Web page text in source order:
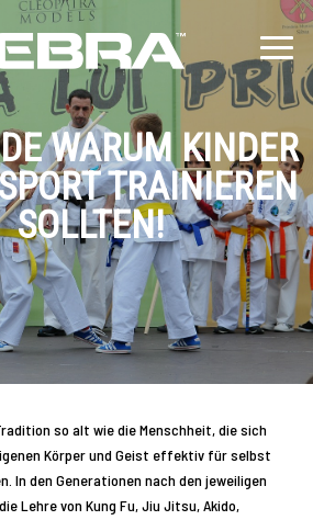
WARUM KINDER
TRAINIEREN
SOLLTEN!
so alt wie die Menschheit, die sich
Körper und Geist effektiv für selbst
In den Generationen nach den jeweiligen
Lehre von Kung Fu, Jiu Jitsu, Akido,